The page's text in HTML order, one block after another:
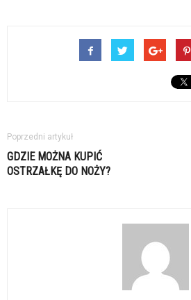
Poprzedni artykuł
GDZIE MOŻNA KUPIĆ
OSTRZAŁKĘ DO NOŻY?